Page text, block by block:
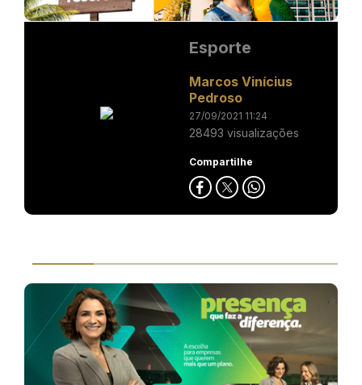
Esporte
Marcos Vinícius
Pedroso
27/09/2021 11:24
28493 visualizações
Compartilhe